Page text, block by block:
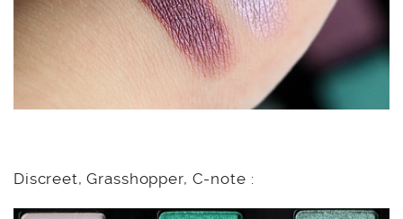
Discreet, Grasshopper, C-note :